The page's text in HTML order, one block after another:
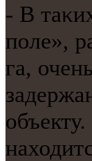
- В
пοле»,
га,